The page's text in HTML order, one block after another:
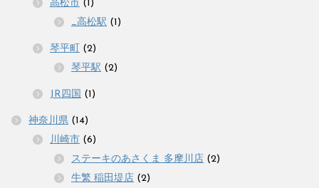
高松市 (1)
_高松駅 (1)
琴平町 (2)
琴平駅 (2)
JR四国 (1)
神奈川県 (14)
川崎市 (6)
ステーキのあさくま 多摩川店 (2)
牛繁 稲田堤店 (2)